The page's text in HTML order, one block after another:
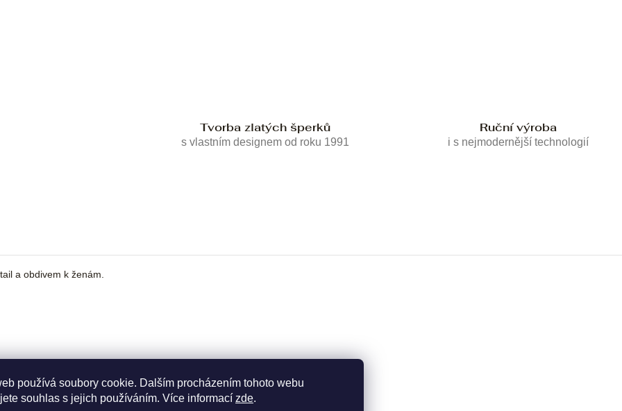
používá soubory cookie. Dalším procházením tohoto webu
souhlas s jejich používáním. Více informací zde.
Tvorba zlatých šperků
s vlastním designem od roku 1991
Ruční výroba
i s nejmodernější technologií
a obdivem k ženám.